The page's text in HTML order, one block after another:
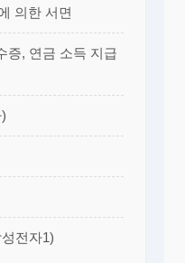
의한 서면
증, 연금 소득 지급
전자1)